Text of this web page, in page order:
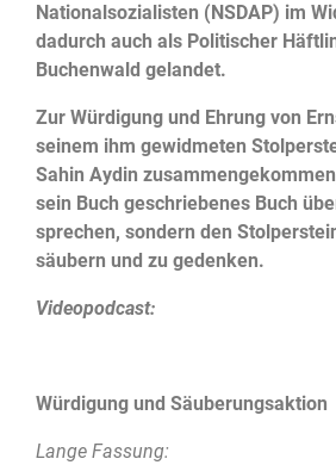
Nationalsozialisten (NSDAP) im
dadurch auch als Politischer
Buchenwald gelandet.
Zur Würdigung und Ehrung von
seinem ihm gewidmeten
Sahin Aydin
sein Buch geschriebenes Buch
sprechen, sondern den
säubern und zu gedenken.
Videopodcast:
Würdigung und Säuberungsaktion
Lange Fassung: